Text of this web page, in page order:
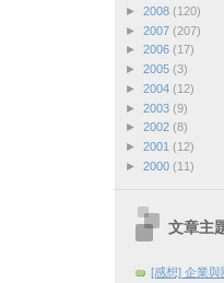
► 2008 (120)
► 2007 (207)
► 2006 (17)
► 2005 (3)
► 2004 (12)
► 2003 (9)
► 2002 (8)
► 2001 (12)
► 2000 (11)
文章主
[感想] 企業與